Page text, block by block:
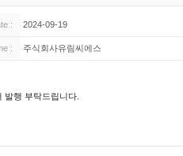
: 2024-09-19
: 주식회사유림씨에스
발행 부탁드립니다.